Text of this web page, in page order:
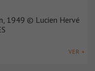
1949 © Lucien Hervé
VER +